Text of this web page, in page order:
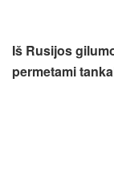
Iš Rusijos
permetami